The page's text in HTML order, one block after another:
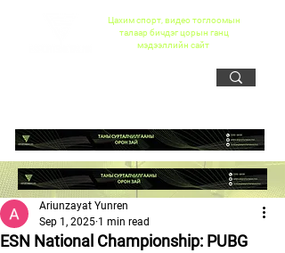
Цахим спорт, видео тоглоомын
талаар бичдэг цорын ганц
мэдээллийн сайт
ESN National Championship: PUBG
Ariunzayat Yunren
Sep 1, 2025 1 min read